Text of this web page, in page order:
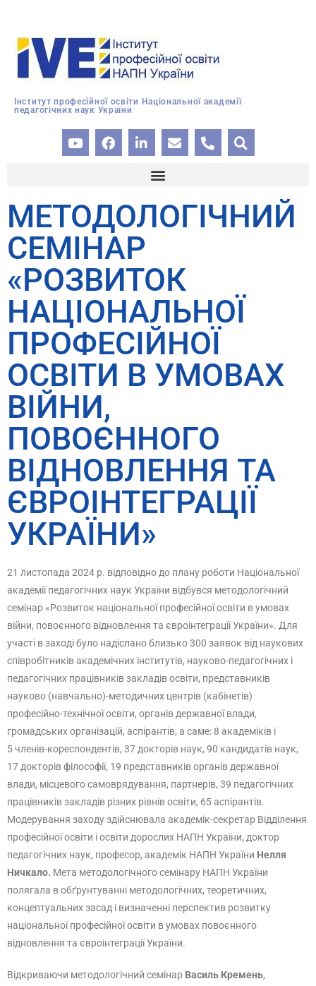
Інститут професійної освіти Національної академії
педагогічних наук України
МЕТОДОЛОГІЧНИЙ
СЕМІНАР
«РОЗВИТОК
НАЦІОНАЛЬНОЇ
ПРОФЕСІЙНОЇ
ОСВІТИ В УМОВАХ
ВІЙНИ,
ПОВОЄННОГО
ВІДНОВЛЕННЯ ТА
ЄВРОІНТЕГРАЦІЇ
УКРАЇНИ»
21 листопада 2024 р. відповідно до плану роботи Національної
академії педагогічних наук України відбувся методологічний
семінар «Розвиток національної професійної освіти в умовах
війни, повоєнного відновлення та євроінтеграції України». Для
участі в заході було надіслано близько 300 заявок від наукових
співробітників академічних інститутів, науково-педагогічних і
педагогічних працівників закладів освіти, представників
науково (навчально)-методичних центрів (кабінетів)
професійно-технічної освіти, органів державної влади,
громадських організацій, аспірантів, а саме: 8 академіків і
5 членів-кореспондентів, 37 докторів наук, 90 кандидатів наук,
17 докторів філософії, 19 представників органів державної
влади, місцевого самоврядування, партнерів, 39 педагогічних
працівників закладів різних рівнів освіти, 65 аспірантів.
Модерування заходу здійснювала академік-секретар Відділення
професійної освіти і освіти дорослих НАПН України, доктор
педагогічних наук, професор, академік НАПН України Нелля
Ничкало. Мета методологічного семінару НАПН України
полягала в обґрунтуванні методологічних, теоретичних,
концептуальних засад і визначенні перспектив розвитку
національної професійної освіти в умовах повоєнного
відновлення та євроінтеграції України.
Відкриваючи методологічний семінар Василь Кремень,